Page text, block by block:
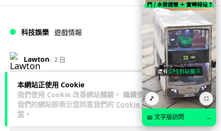
本網站正使用 Cookie
我們使用 Cookie 改善網站體驗。 繼續使用
我們的網站即表示您同意我們的 Cookie 政
策 。
科技娛樂 遊戲情報
Lawton 2 日
日本二手遊戲店減 90% 門市 業績反增
四成 "懷舊"在 Z 世代變成最潮「新鮮
感」
🎵 ⛶
📖 文字版訪問 →